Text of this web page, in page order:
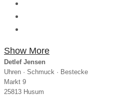
Show More
Uhren · Schmuck · Bestecke
Markt 9
25813 Husum